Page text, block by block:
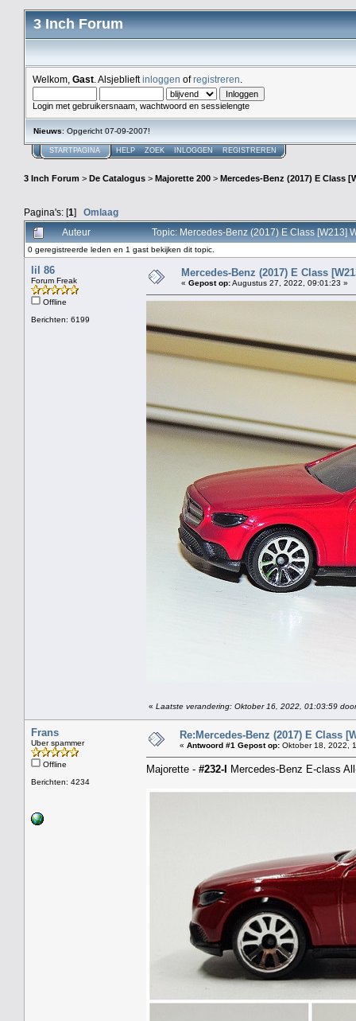
3 Inch Forum
Welkom, Gast . Alsjeblieftinloggen ofregistreren
Login met gebruikersnaam, wachtwoord en sessielengte
Nieuws: Opgericht 07-09-2007!
STARTPAGINA HELP ZOEK INLOGGEN REGISTREREN
3 Inch Forum > De Catalogus > Majorette 200 > Mercedes-Benz (2017) E Class
Pagina's: [1] Omlaag
Auteur
Topic: Mercedes-Benz (2017) E Class [W213]
0 geregistreerde leden en 1 gast bekijken dit topic.
lil 86
Forum Freak
Offline
Berichten: 6199
Mercedes-Benz (2017) E Class
« Gepost op:Augustus 27, 2022, 09:01:23 »
« Laatste verandering: Oktober 16, 2022, 01:03:59
Frans
Uber spammer
Offline
Berichten: 4234
Re:Mercedes-Benz (2017) E Class
« Antwoord #1 Gepost op: Oktober 18, 2022,
Majorette - #232-I Mercedes-Benz E-class